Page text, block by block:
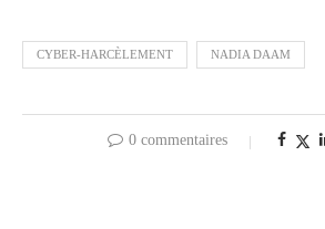
CYBER-HARCÈLEMENT NADIA DAAM
0 commentaires